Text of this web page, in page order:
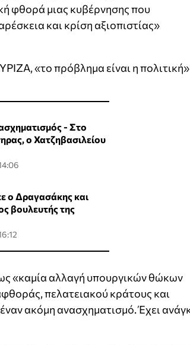
φθορά μιας κυβέρνησης που
και κρίση αξιοπιστίας»
«το πρόβλημα είναι η
- Στο
ο Χατζηβασιλείου
ο Δραγασάκης και
βουλευτής της
«καμία αλλαγή υπουργικών θώκων
πελατειακού κράτους και
ακόμη ανασχηματισμό. Έχει